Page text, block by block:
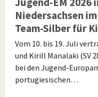
Niedersachsen
Team-Silber für
Vom 10. bis 19. Juli
und Kirill Manalaki (SV
bei den Jugend-
portugiesischen…